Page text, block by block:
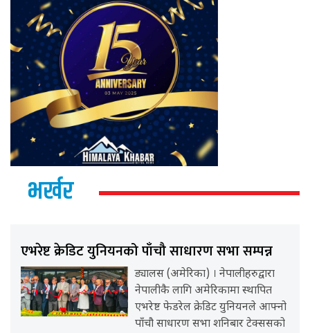
भर्खर
एभरेष्ट क्रेडिट युनियनको पाँचौ साधारण सभा सम्पन्न
ड्यालस (अमेरिका) । नेपालीहरुद्वारा
नेपालीकै लागि अमेरिकामा स्थापित
एभरेष्ट फेडरेल क्रेडिट युनियनले आफ्नो
पाँचौ साधारण सभा शनिबार टेक्ससको